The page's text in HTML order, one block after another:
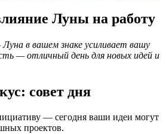
Луны на работу
Луна в вашем знаке усиливает вашу
— отличный день для новых идей и
совет дня
— сегодня ваши идеи могут
проектов.